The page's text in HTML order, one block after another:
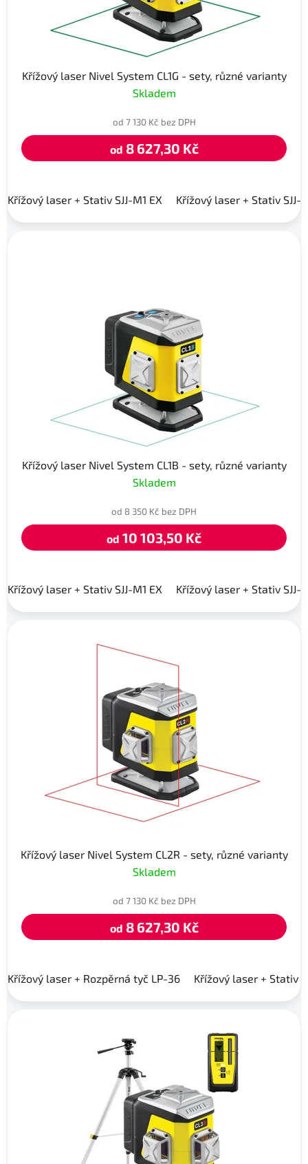
Křížový laser Nivel System CL1G - sety, různé varianty
Skladem
od 7 130 Kč bez DPH
od 8 627,30 Kč
Křížový laser + Stativ SJJ-M1 EX Křížový laser + Stativ SJJ-
Křížový laser Nivel System CL1B - sety, různé varianty
Skladem
od 8 350 Kč bez DPH
od 10 103,50 Kč
Křížový laser + Stativ SJJ-M1 EX Křížový laser + Stativ SJJ-
Křížový laser Nivel System CL2R - sety, různé varianty
Skladem
od 7 130 Kč bez DPH
od 8 627,30 Kč
Křížový laser + Rozpěrná tyč LP-36 Křížový laser + Stativ